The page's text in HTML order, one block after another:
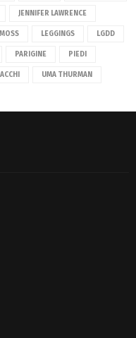
JENNIFER LAWRENCE
LEGGINGS LGDD
PARIGINE PIEDI
UMA THURMAN